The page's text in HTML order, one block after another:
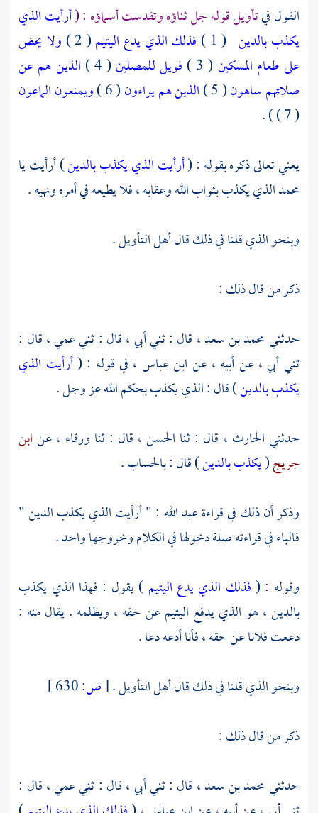
القول فيتأويل قوله جل ثناؤه وتقدست أسماؤه : (أرأيت الذي
يكذب بالدين ( 1 ) فذلك الذي يدع اليتيم( 2 )
ولا يحض
على طعام المسكين ( 3 ) فويل للمصلين( 4 )
الذين هم عن
صلاتهم ساهون( 5 ) الذين هم يراءون( 6 )
ويمنعون الماعون
( 7 ) ) .
يعني تعالى ذكره بقوله : (أرأيت الذي يكذب بالدين) أرأيت يا
محمدالذي يكذب بثواب الله وعقابه ، فلا يطيعه في أمره ونهيه .
وبنحو الذي قلنا في ذلك قال أهل التأويل .
ذكر من قال ذلك :
حدثنيمحمد بن سعد، قال : ثني أبي ، قال : ثني عمي ، قال :
ثني أبي ، عن أبيه ، عن ابن عباس ، في قوله : (أرأيت الذي
يكذب بالدين) قال : الذي يكذب بحكم الله عز وجل .
حدثنيالحارث ، قال : ثنا الحسن، قال : ثنا ورقاء ،عنابن
جريج(يكذب بالدين) قال : بالحساب .
وذكر أن ذلك في قراءةعبد الله : " أرأيت الذي يكذب الدين "
فالباء في قراءته صلة دخولها في الكلام وخروجها واحد .
وقوله : (فذلك الذي يدع اليتيم ) يقول : فهذا الذي يكذب
بالدين ، هو الذي يدفع اليتيم عن حقه ، ويظلمه . يقال منه :
دععت فلانا عن حقه ، فأنا أدعه دعا .
وبنحو الذي قلنا في ذلك قال أهل التأويل .[ص:
ذكر من قال ذلك :
حدثنيمحمد بن سعد، قال : ثني أبي ، قال : ثني عمي ، قال :